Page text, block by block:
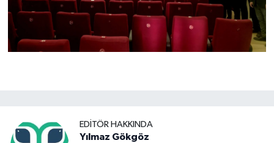
EDITÖR HAKKINDA
Yılmaz Gökgöz